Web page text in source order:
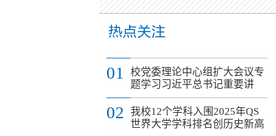
01
校党委理论中心组扩大会议专
题学习习近平总书记重要讲
02
我校12个学科入围2025年QS
世界大学学科排名创历史新高